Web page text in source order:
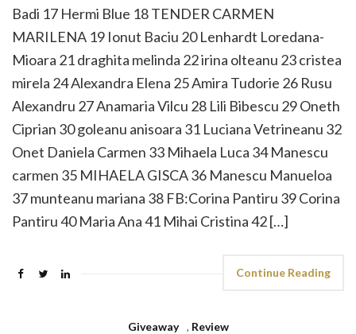
Badi 17 Hermi Blue 18 TENDER CARMEN
MARILENA 19 Ionut Baciu 20 Lenhardt Loredana-
Mioara 21 draghita melinda 22 irina olteanu 23 cristea
mirela 24 Alexandra Elena 25 Amira Tudorie 26 Rusu
Alexandru 27 Anamaria Vilcu 28 Lili Bibescu 29 Oneth
Ciprian 30 goleanu anisoara 31 Luciana Vetrineanu 32
Onet Daniela Carmen 33 Mihaela Luca 34 Manescu
carmen 35 MIHAELA GISCA 36 Manescu Manueloa
37 munteanu mariana 38 FB:Corina Pantiru 39 Corina
Pantiru 40 Maria Ana 41 Mihai Cristina 42 […]
Continue Reading
Giveaway , Review